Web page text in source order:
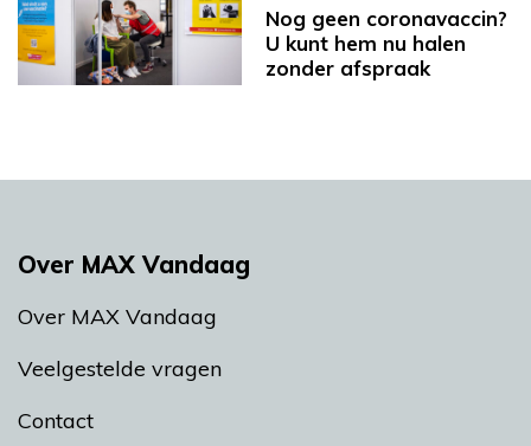
Nog geen coronavaccin?
U kunt hem nu halen
zonder afspraak
Over MAX Vandaag
Over MAX Vandaag
Veelgestelde vragen
Contact